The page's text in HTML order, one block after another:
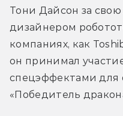
Тони Дайсон за
дизайнером
компаниях, как
он принимал
спецэффектами для
«Победитель